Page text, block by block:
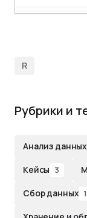
R
Рубрики и
Анализ данных
Кейсы 3
Сбор данных